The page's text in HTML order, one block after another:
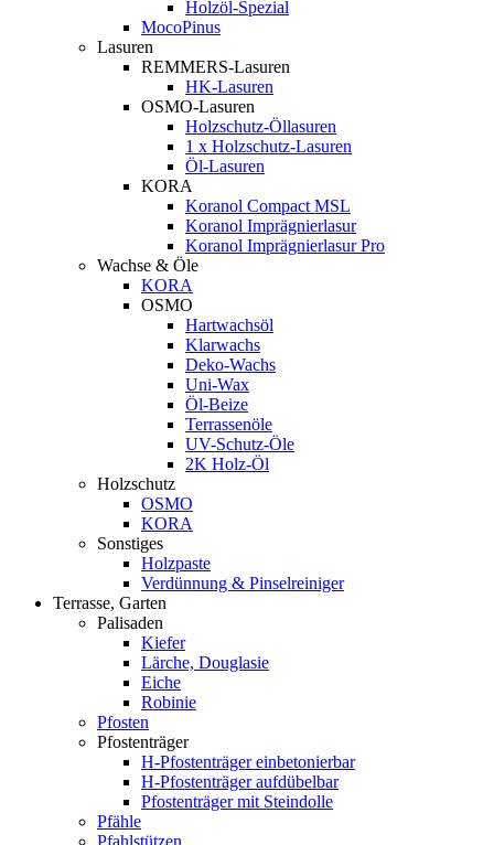
Holzöl-Spezial
MocoPinus
Lasuren
REMMERS-Lasuren
HK-Lasuren
OSMO-Lasuren
Holzschutz-Öllasuren
1 x Holzschutz-Lasuren
Öl-Lasuren
KORA
Koranol Compact MSL
Koranol Imprägnierlasur
Koranol Imprägnierlasur Pro
Wachse & Öle
KORA
OSMO
Hartwachsöl
Klarwachs
Deko-Wachs
Uni-Wax
Öl-Beize
Terrassenöle
UV-Schutz-Öle
2K Holz-Öl
Holzschutz
OSMO
KORA
Sonstiges
Holzpaste
Verdünnung & Pinselreiniger
Terrasse, Garten
Palisaden
Kiefer
Lärche, Douglasie
Eiche
Robinie
Pfosten
Pfostenträger
H-Pfostenträger einbetonierbar
H-Pfostenträger aufdübelbar
Pfostenträger mit Steindolle
Pfähle
Pfahlstützen